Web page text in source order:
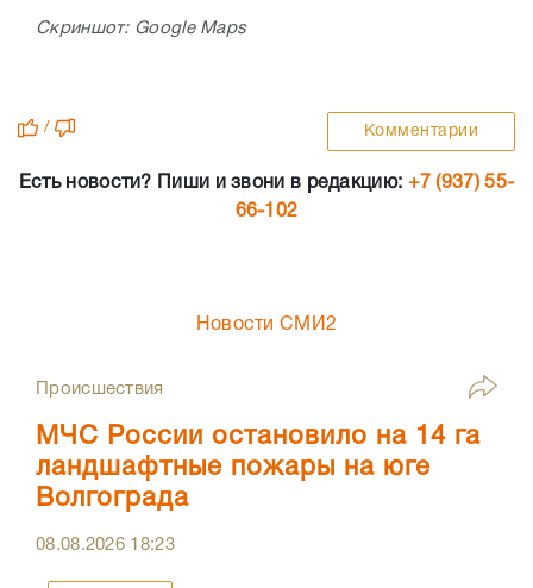
Скриншот: Google Maps
/ Комментарии
Есть новости? Пиши и звони в редакцию: +7 (937) 55-
66-102
Новости СМИ2
Происшествия
МЧС России остановило на 14 га
ландшафтные пожары на юге
Волгограда
08.08.2026 18:23